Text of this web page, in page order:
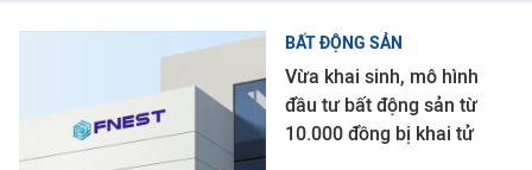
BẤT ĐỘNG SẢN
Vừa khai sinh, mô hình
đầu tư bất động sản từ
10.000 đồng bị khai tử